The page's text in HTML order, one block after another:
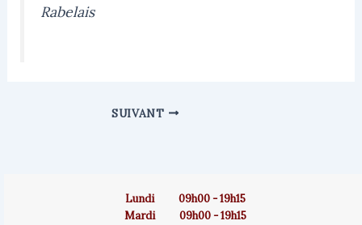
Rabelais
SUIVANT
Lundi 09h00 - 19h15
Mardi 09h00 - 19h15